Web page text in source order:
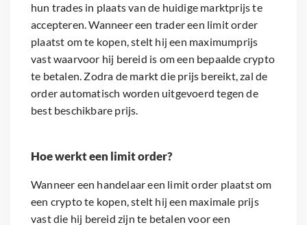
hun trades in plaats van de huidige marktprijs te
accepteren. Wanneer een trader een limit order
plaatst om te kopen, stelt hij een maximumprijs
vast waarvoor hij bereid is om een bepaalde crypto
te betalen. Zodra de markt die prijs bereikt, zal de
order automatisch worden uitgevoerd tegen de
best beschikbare prijs.
Hoe werkt een limit order?
Wanneer een handelaar een limit order plaatst om
een crypto te kopen, stelt hij een maximale prijs
vast die hij bereid zijn te betalen voor een